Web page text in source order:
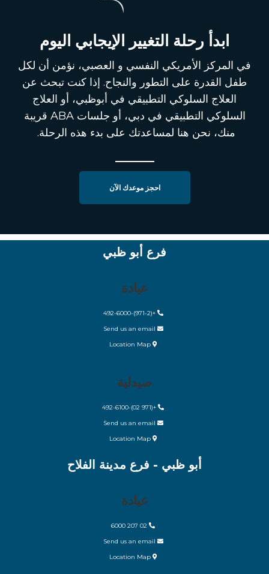
ابدأ رحلة التغيير الإيجابي اليوم
في المركز الأمريكي النفسي و العصبي، نؤمن أن لكل
طفل القدرة على التطور والنجاح. إذا كنت تبحث عن
العلاج السلوكي التطبيقي في أبوظبي، أو العلاج
السلوكي التطبيقي في دبي، أو جلساتABA قريبة
منك، نحن هنا لمساعدتك على بدء هذه الرحلة.
احجز موعدك الآن
فرع أبو ظبي
عيادة
+(971-2)-492-6000
Location Map
صيدلية
+(971 02)-492-6100
Location Map
أبو ظبي - فرع مدينة الفلاح
عيادة
Location Map